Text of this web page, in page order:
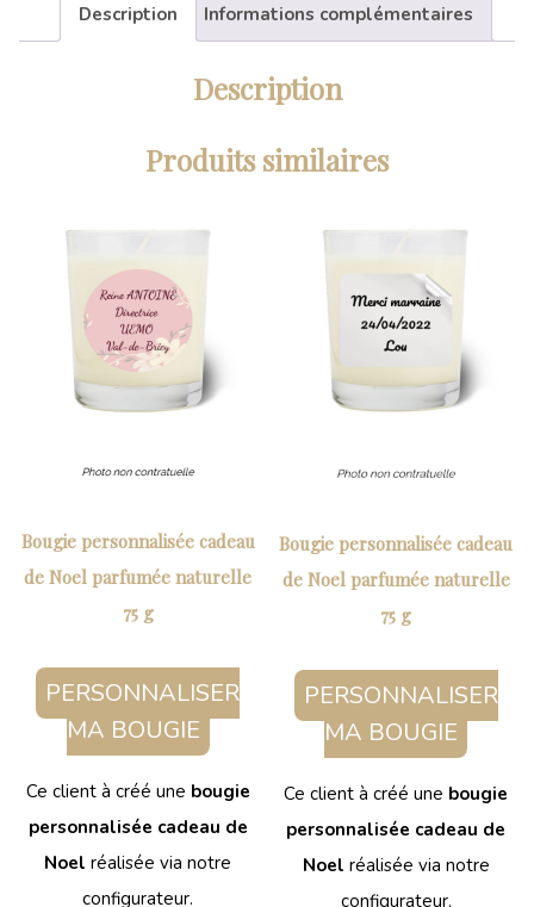
Description Informations complémentaires
Description
Produits similaires
Bougie personnalisée cadeau
de Noel parfumée naturelle
75 g
PERSONNALISER
MA BOUGIE
Ce client à créé une bougie
personnalisée cadeau de
Noelréalisée via notre
configurateur.
Bougie personnalisée cadeau
de Noel parfumée naturelle
75 g
PERSONNALISER
MA BOUGIE
Ce client à créé une bougie
personnalisée cadeau de
Noel réalisée via notre
configurateur.